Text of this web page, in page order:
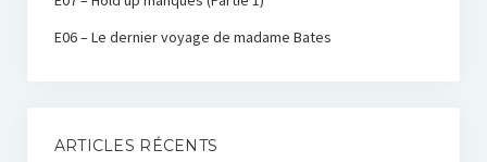
E06 – Le dernier voyage de madame Bates
ARTICLES RÉCENTS